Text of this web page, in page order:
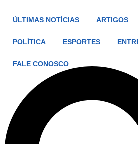
ÚLTIMAS NOTÍCIAS ARTIGOS
POLÍTICA ESPORTES
FALE CONOSCO